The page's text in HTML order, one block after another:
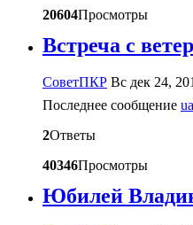
20604Просмотры
Встреча с
CоветПКР Вс дек 24,
Последнее сообщение
2Ответы
40346Просмотры
Юбилей